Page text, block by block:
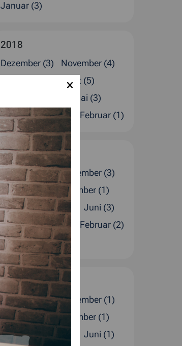
Januar (3)
2018
Dezember (3)
November (4)
August (5)
Mai (3)
April (1)
März (2) Februar (1)
2017
Dezember (4)
November (3)
Oktober (2)
September (1)
August (1)
Juli (4)
Juni (3)
April (2)
März (1)
Februar (2)
Januar (4)
2016
Dezember (5)
November (1)
Oktober (1)
September (1)
August (4)
Juli (2)
Juni (1)